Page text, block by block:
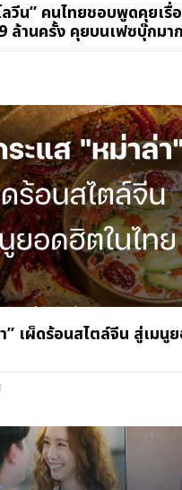
ลวีน” คนไทยชอบพูดคุยเรื่
ล้านครั้ง คุยบนเฟซบุ๊กมา
” เผ็ดร้อนสไตล์จีน สู่เมนู